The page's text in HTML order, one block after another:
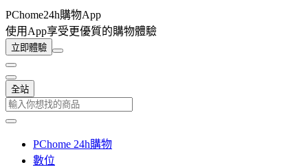
PChome24h購物App
使用App享受更優質的購物體驗
立即體驗
全站
PChome 24h購物
數位